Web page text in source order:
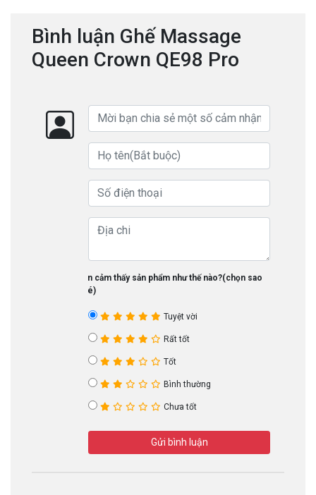
Bình luận Ghế Massage
Queen Crown QE98 Pro
Bạn cảm thấy sản phẩm như thế nào?(chọn sao
nhé)
Tuyệt vời
Rất tốt
Tốt
Bình thường
Chưa tốt
Gửi bình luận